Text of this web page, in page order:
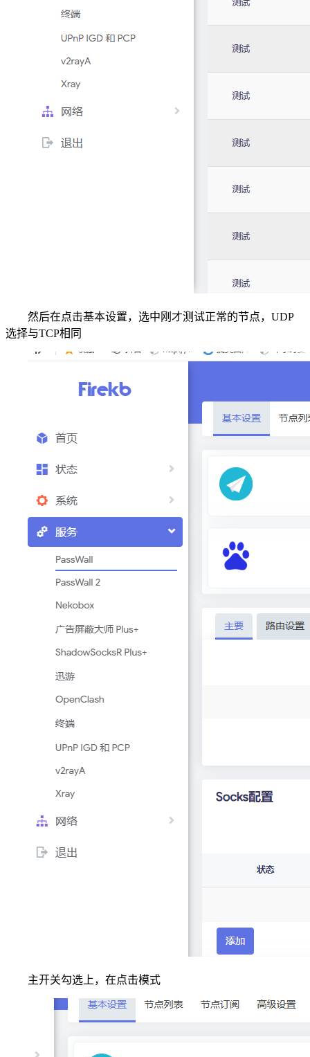
然后在点击基本设置，选中刚才测试正常的节点，UDP
选择与TCP相同
主开关勾选上，在点击模式